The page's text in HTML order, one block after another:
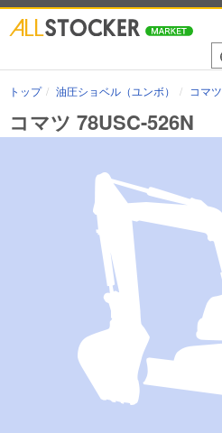
トップ 油圧ショベル（ユンボ） コマツ
コマツ 78USC-526N